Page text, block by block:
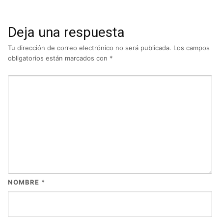
Deja una respuesta
Tu dirección de correo electrónico no será publicada. Los campos
obligatorios están marcados con *
NOMBRE *